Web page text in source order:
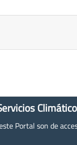
Portal son de